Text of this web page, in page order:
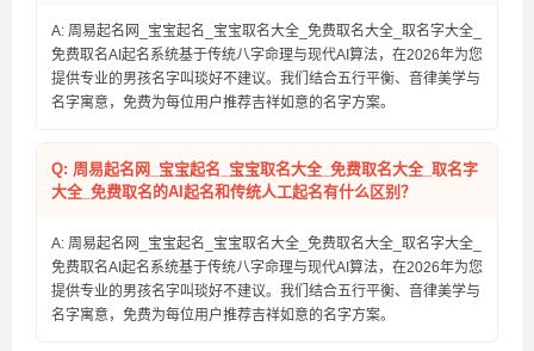
A: 周易起名网_宝宝起名_宝宝取名大全_免费取名大全_取名字大全_
免费取名AI起名系统基于传统八字命理与现代AI算法，在2026年为您
提供专业的男孩名字叫琰好不建议。我们结合五行平衡、音律美学与
名字寓意，免费为每位用户推荐吉祥如意的名字方案。
Q: 周易起名网_宝宝起名_宝宝取名大全_免费取名大全_取名字
大全_免费取名的AI起名和传统人工起名有什么区别？
A: 周易起名网_宝宝起名_宝宝取名大全_免费取名大全_取名字大全_
免费取名AI起名系统基于传统八字命理与现代AI算法，在2026年为您
提供专业的男孩名字叫琰好不建议。我们结合五行平衡、音律美学与
名字寓意，免费为每位用户推荐吉祥如意的名字方案。